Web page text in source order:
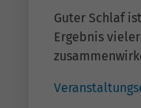
Guter Schlaf
Ergebnis